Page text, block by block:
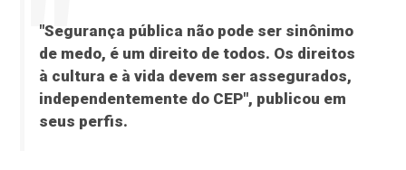
"Segurança pública não pode ser sinônimo
de medo, é um direito de todos. Os direitos
à cultura e à vida devem ser assegurados,
independentemente do CEP", publicou em
seus perfis.